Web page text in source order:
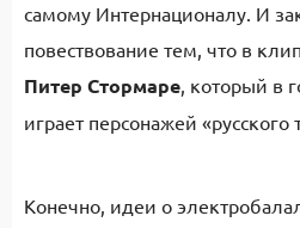
самому Интернационалу. И
повествование тем, что в
Питер Стормаре, который в
играет персонажей
Конечно, идеи о